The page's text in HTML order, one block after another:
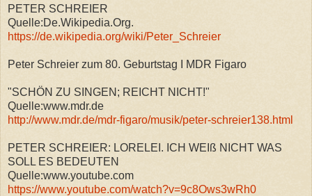
PETER SCHREIER
Quelle:De.Wikipedia.Org.
https://de.wikipedia.org/wiki/Peter_Schreier
Peter Schreier zum 80. Geburtstag I MDR Figaro
"SCHÖN ZU SINGEN; REICHT NICHT!"
Quelle:www.mdr.de
http://www.mdr.de/mdr-figaro/musik/peter-schreier138.html
PETER SCHREIER: LORELEI. ICH WEIß NICHT WAS
SOLL ES BEDEUTEN
Quelle:www.youtube.com
https://www.youtube.com/watch?v=9c8Ows3wRh0